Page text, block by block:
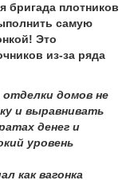
бригада плотников
самую
Это
из-за ряда
домов не
и выравнивать
денег и
уровень
как вагонка